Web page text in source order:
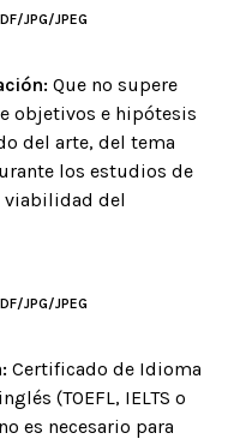
JPG/JPEG
Que no supere
objetivos e hipótesis
del arte, del tema
los estudios de
viabilidad del
JPG/JPEG
Certificado de Idioma
(TOEFL, IELTS o
es necesario para